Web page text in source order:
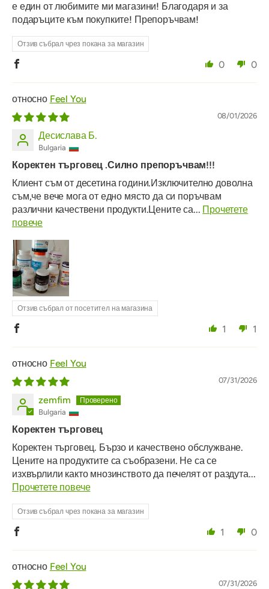
е един от любимите ми магазини! Благодаря и за
подаръците към покупките! Препоръчвам!
Отзив събрал чрез покана за магазин
0 0
Feel You
08/01/2026
Десислава Б.
Bulgaria
Коректен търговец .Силно препоръчвам!!!
Клиент съм от десетина години.Изключително доволна
съм,че вече мога от едно място да си поръчвам
различни качествени продукти.Цените са... Прочетете
повече
Отзив събрал от посетител на магазина
1 1
Feel You
07/31/2026
zemfim
Bulgaria
Коректен търговец
Коректен търговец. Бързо и качествено обслужване.
Цените на продуктите са съобразени. Не са се
изхвърлили както мнозинството да печелят от раздута...
Прочетете повече
Отзив събрал чрез покана за магазин
1 0
Feel You
07/31/2026